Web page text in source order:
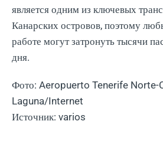
является одним из ключевых
Канарских островов, поэтому
работе могут затронуть тысячи
дня.
Фото: Aeropuerto Tenerife Norte-
Laguna/Internet
Источник: varios